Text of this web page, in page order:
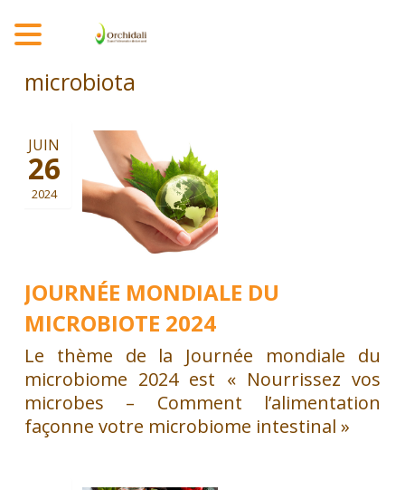
microbiota
JOURNÉE MONDIALE DU
MICROBIOTE 2024
JUIN
26
2024
Le thème de la Journée mondiale du
microbiome 2024 est « Nourrissez vos
microbes – Comment l’alimentation
façonne votre microbiome intestinal »